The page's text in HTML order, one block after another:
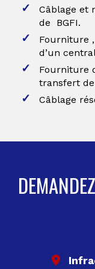
Câblage et
de BGFI.
Fourniture
d’un
Fourniture
transfert
Câblage